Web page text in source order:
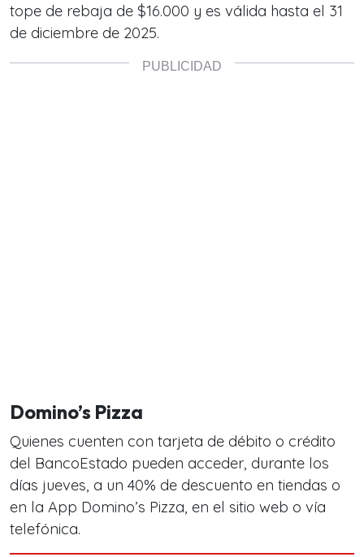
tope de rebaja de $16.000 y es válida hasta el 31
de diciembre de 2025.
Domino’s Pizza
Quienes cuenten con tarjeta de débito o crédito
del BancoEstado pueden acceder, durante los
días jueves, a un 40% de descuento en tiendas o
en la App Domino’s Pizza, en el sitio web o vía
telefónica.